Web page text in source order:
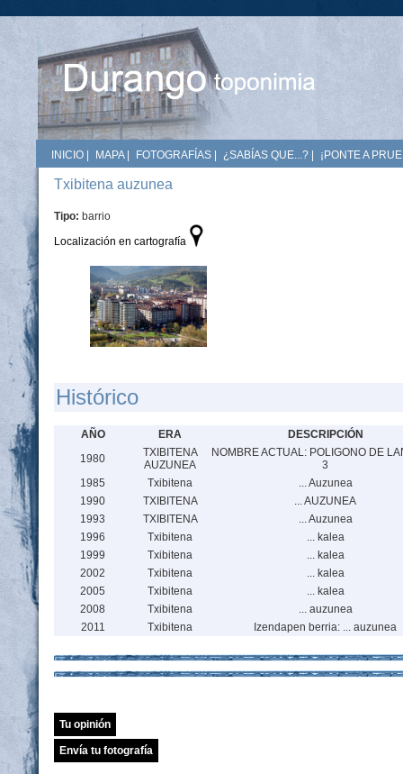
INICIO MAPA| FOTOGRAFÍAS ¿SABÍAS QUE...? ¡PONTE A
Txibitena auzunea
Tipo: barrio
Localización en cartografía
Histórico
AÑO ERA
DESCRIPCIÓN
1980
TXIBITENA
AUZUNEA
NOMBRE ACTUAL: POLIGONO DE
3
1985
Txibitena
... Auzunea
1990
TXIBITENA
... AUZUNEA
1993
TXIBITENA
... Auzunea
1996
Txibitena
... kalea
1999
Txibitena
... kalea
2002
Txibitena
... kalea
2005
Txibitena
... kalea
2008
Txibitena
... auzunea
2011
Txibitena Izendapen berria: ... auzunea
Tu opinión
Envía tu fotografía